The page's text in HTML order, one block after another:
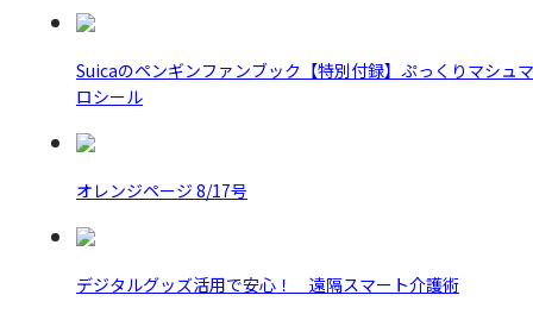
Suicaのペンギンファンブック【特別付録】ぷっくりマシュマ
ロシール
オレンジページ 8/17号
デジタルグッズ活用で安心！ 遠隔スマート介護術